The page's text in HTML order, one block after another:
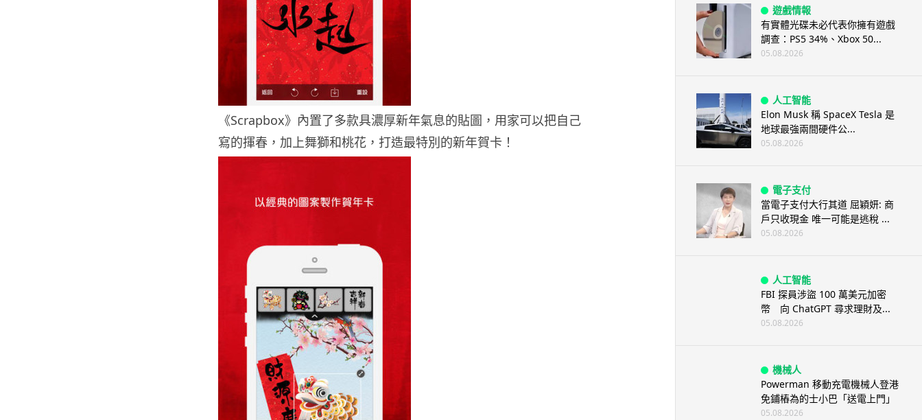
《Scrapbox》內置了多款具濃厚新年氣息的貼圖，用家可以把自己
寫的揮春，加上舞獅和桃花，打造最特別的新年賀卡！
遊戲情報
有實體光碟未必代表你擁有遊戲
調查：PS5 34%、Xbox 50...
05.08.2026
人工智能
Elon Musk 稱 SpaceX Tesla 是
地球最強兩間硬件公...
05.08.2026
電子支付
當電子支付大行其道 屈穎妍: 商
戶只收現金 唯一可能是逃稅 ...
05.08.2026
人工智能
FBI 探員涉盜 100 萬美元加密
幣 向 ChatGPT 尋求理財及...
05.08.2026
機械人
Powerman 移動充電機械人登港
免鋪樁為的士小巴「送電上門」
05.08.2026